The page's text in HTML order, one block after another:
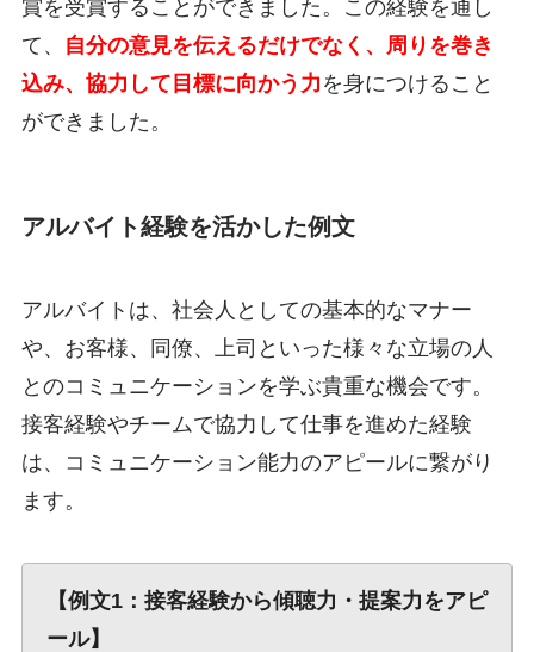
賞を受賞することができました。この経験を通し
て、
自分の意見を伝えるだけでなく、周りを巻き
込み、協力して目標に向かう力 を身につけること
ができました。
アルバイト経験を活かした例文
アルバイトは、社会人としての基本的なマナー
や、お客様、同僚、上司といった様々な立場の人
とのコミュニケーションを学ぶ貴重な機会です。
接客経験やチームで協力して仕事を進めた経験
は、コミュニケーション能力のアピールに繋がり
ます。
【例文1：接客経験から傾聴力・提案力をアピ
ール】